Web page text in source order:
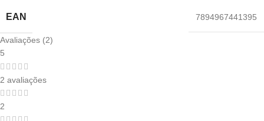
EAN ‎7894967441395
Avaliações (2)
5
2 avaliações
2